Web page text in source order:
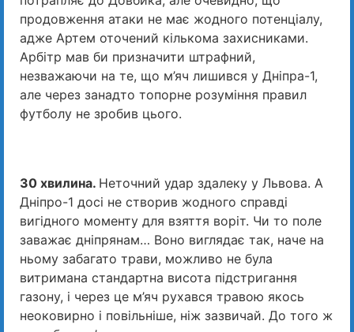
продовження атаки не має жодного потенціалу,
адже Артем оточений кількома захисниками.
Арбітр мав би призначити штрафний,
незважаючи на те, що м’яч лишився у Дніпра-1,
але через занадто топорне розуміння правил
футболу не зробив цього.
30 хвилина. Неточний удар здалеку у Львова. А
Дніпро-1 досі не створив жодного справді
вигідного моменту для взяття воріт. Чи то поле
заважає дніпрянам… Воно виглядає так, наче на
ньому забагато трави, можливо не була
витримана стандартна висота підстригання
газону, і через це м’яч рухався травою якось
неоковирно і повільніше, ніж зазвичай. До того ж